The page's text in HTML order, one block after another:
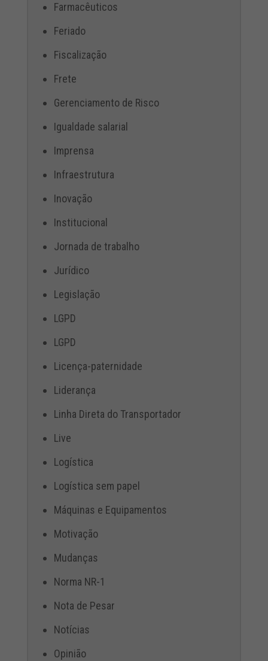
Farmacêuticos
Feriado
Fiscalização
Frete
Gerenciamento de Risco
Igualdade salarial
Imprensa
Infraestrutura
Inovação
Institucional
Jornada de trabalho
Jurídico
Legislação
LGPD
LGPD
Licença-paternidade
Liderança
Linha Direta do Transportador
Live
Logística
Logística sem papel
Máquinas e Equipamentos
Motivação
Mudanças
Norma NR-1
Nota de Pesar
Notícias
Opinião